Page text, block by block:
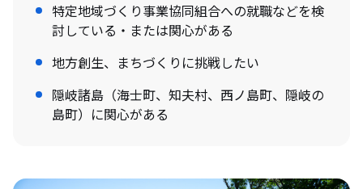
特定地域づくり事業協同組合への就職などを検
討している・または関心がある
地方創生、まちづくりに挑戦したい
隠岐諸島（海士町、知夫村、西ノ島町、隠岐の
島町）に関心がある